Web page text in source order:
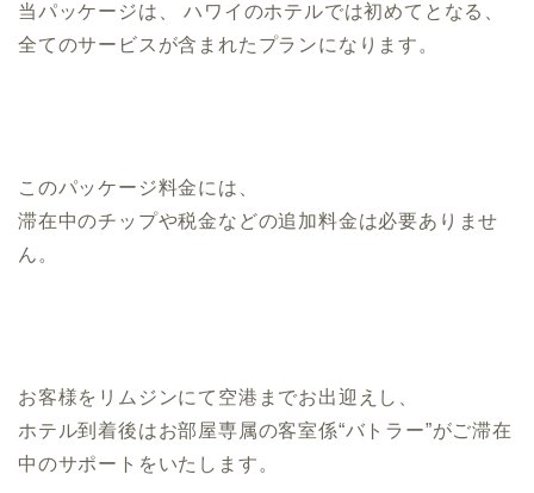
当パッケージは、 ハワイのホテルでは初めてとなる、
全てのサービスが含まれたプランになります。
このパッケージ料金には、
滞在中のチップや税金などの追加料金は必要ありませ
ん。
お客様をリムジンにて空港までお出迎えし、
ホテル到着後はお部屋専属の客室係“バトラー”がご滞在
中のサポートをいたします。